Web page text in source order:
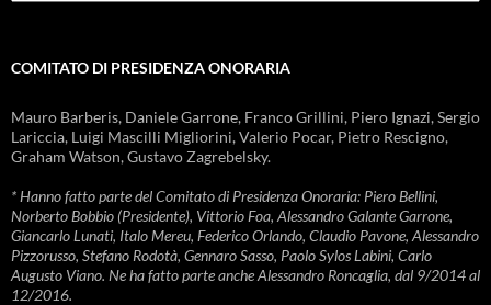
COMITATO DI PRESIDENZA ONORARIA
Mauro Barberis, Daniele Garrone, Franco Grillini, Piero Ignazi, Sergio
Lariccia, Luigi Mascilli Migliorini, Valerio Pocar, Pietro Rescigno,
Graham Watson, Gustavo Zagrebelsky.
* Hanno fatto parte del Comitato di Presidenza Onoraria: Piero Bellini,
Norberto Bobbio (Presidente), Vittorio Foa, Alessandro Galante Garrone,
Giancarlo Lunati, Italo Mereu, Federico Orlando, Claudio Pavone, Alessandro
Pizzorusso, Stefano Rodotà, Gennaro Sasso, Paolo Sylos Labini, Carlo
Augusto Viano. Ne ha fatto parte anche Alessandro Roncaglia, dal 9/2014 al
12/2016.